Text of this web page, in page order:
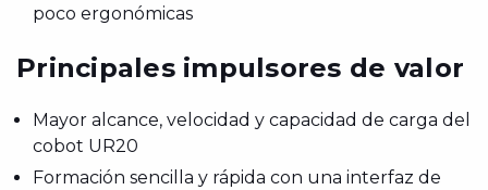
poco ergonómicas
Principales impulsores de valor
Mayor alcance, velocidad y capacidad de carga del
cobot UR20
Formación sencilla y rápida con una interfaz de